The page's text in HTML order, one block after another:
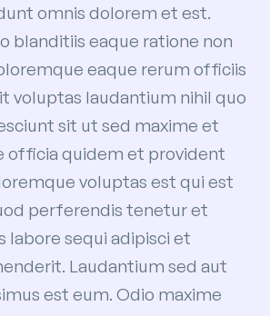
omnis dolorem et est.
blanditiis eaque ratione non
eaque rerum officiis
voluptas laudantium nihil quo
sit ut sed maxime et
officia quidem et provident
voluptas est qui est
perferendis tenetur et
labore sequi adipisci et
Laudantium sed aut
est eum. Odio maxime